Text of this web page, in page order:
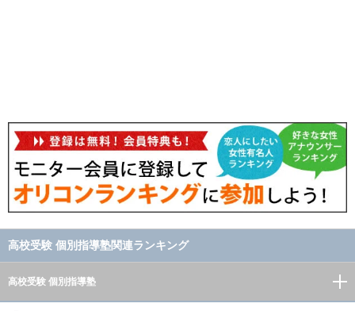
高校受験 個別指導塾関連ランキング
高校受験 個別指導塾